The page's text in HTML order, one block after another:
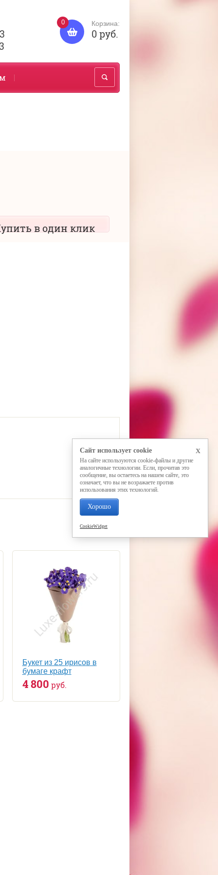
0 Корзина:
0 руб.
в один клик
Букет из 25 ирисов в
бумаге крафт
4 800 руб.
x
Сайт использует cookie
На сайте используются cookie-файлы и другие
аналогичные технологии. Если, прочитав это
сообщение, вы остаетесь на нашем сайте, это
означает, что вы не возражаете против
использования этих технологий.
Хорошо
CookieWidget